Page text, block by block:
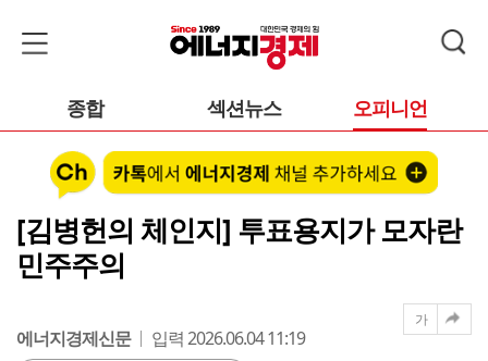
종합 섹션뉴스 오피니언
[김병헌의 체인지] 투표용지가 모자란
민주주의
에너지경제신문 입력 2026.06.04 11:19
가